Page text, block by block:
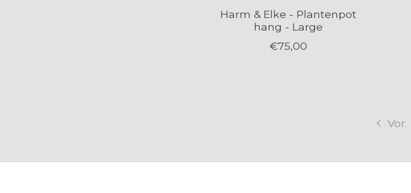
Harm & Elke - Plantenpot
hang - Large
€75,00
Vor.